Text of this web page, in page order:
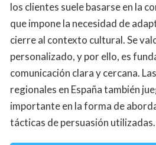
los clientes suele basarse en la
que impone la necesidad de
cierre al contexto cultural. Se
personalizado, y por ello, es
comunicación clara y cercana.
regionales en España también
importante en la forma de
tácticas de persuasión utilizadas.